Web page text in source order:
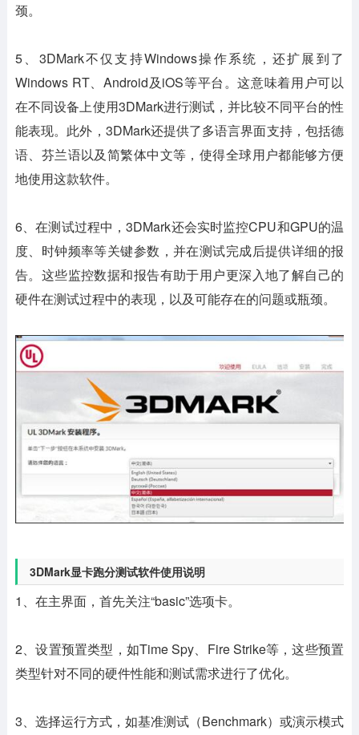
颈。
5、3DMark不仅支持Windows操作系统，还扩展到了
Windows RT、Android及iOS等平台。这意味着用户可以
在不同设备上使用3DMark进行测试，并比较不同平台的性
能表现。此外，3DMark还提供了多语言界面支持，包括德
语、芬兰语以及简繁体中文等，使得全球用户都能够方便
地使用这款软件。
6、在测试过程中，3DMark还会实时监控CPU和GPU的温
度、时钟频率等关键参数，并在测试完成后提供详细的报
告。这些监控数据和报告有助于用户更深入地了解自己的
硬件在测试过程中的表现，以及可能存在的问题或瓶颈。
3DMark显卡跑分测试软件使用说明
1、在主界面，首先关注“basic”选项卡。
2、设置预置类型，如Time Spy、Fire Strike等，这些预置
类型针对不同的硬件性能和测试需求进行了优化。
3、选择运行方式，如基准测试（Benchmark）或演示模式